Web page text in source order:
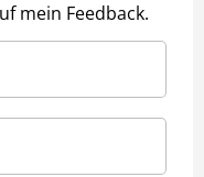
mein Feedback.